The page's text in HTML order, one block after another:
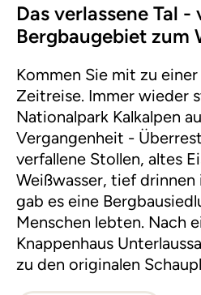
Das verlassene Tal -
Bergbaugebiet zum
Kommen Sie mit zu
Zeitreise. Immer wieder
Nationalpark Kalkalpen
Vergangenheit -
verfallene Stollen, altes
Weißwasser, tief
gab es eine
Menschen lebten. Nach
Knappenhaus
zu den originalen